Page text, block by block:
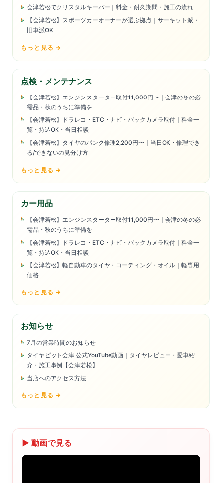
会津若松でクリスタルキーパー｜料金・耐久期間・施工の流れ
【会津若松】スポーツカーオーナーが選ぶ拠点｜サーキット派・
旧車派OK
もっと見る →
点検・メンテナンス
【会津若松】エンジンスターター取付11,000円〜｜会津の冬の必
需品・秋のうちに準備を
【会津若松】ドラレコ・ETC・ナビ・バックカメラ取付｜料金一
覧・持込OK・当日相談
【会津若松】タイヤのパンク修理2,200円〜｜当日OK・修理でき
る/できないの見分け方
もっと見る →
カー用品
【会津若松】エンジンスターター取付11,000円〜｜会津の冬の必
需品・秋のうちに準備を
【会津若松】ドラレコ・ETC・ナビ・バックカメラ取付｜料金一
覧・持込OK・当日相談
【会津若松】軽自動車のタイヤ・コーティング・オイル｜軽専用
価格
もっと見る →
お知らせ
7月の営業時間のお知らせ
タイヤピット会津 公式YouTube動画｜タイヤレビュー・愛車紹
介・施工事例【会津若松】
当店へのアクセス方法
もっと見る →
▶ 動画で見る